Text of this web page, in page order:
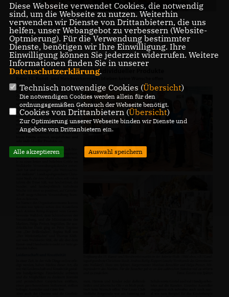
Die Walldorfer Rundschau 2024 Nr. 46 als E-paper |
Bildschirmabgriff
Diese Webseite verwendet Cookies, die notwendig
sind, um die Webseite zu nutzen. Weiterhin
verwenden wir Dienste von Drittanbietern, die uns
helfen, unser Webangebot zu verbessern (Website-
Optmierung). Für die Verwendung bestimmter
Dienste, benötigen wir Ihre Einwilligung. Ihre
Einwilligung können Sie jederzeit widerrufen. Weitere
Informationen finden Sie in unserer
Datenschutzerklärung.
Technisch notwendige Cookies (Übersicht)
Die notwendigen Cookies werden allein für den
ordnungsgemäßen Gebrauch der Webseite benötigt.
Cookies von Drittanbietern (Übersicht)
Zur Optimierung unserer Webseite binden wir Dienste und
Angebote von Drittanbietern ein.
Alle akzeptieren Auswahl speichern